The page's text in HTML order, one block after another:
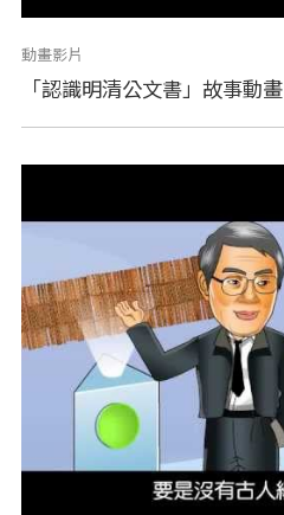
動畫影片
「認識明清公文書」故事動畫